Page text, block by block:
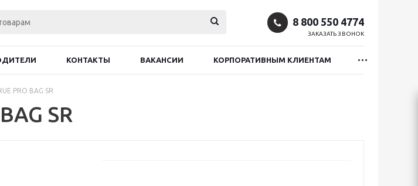
8 800 550 4774
ЗАКАЗАТЬ ЗВОНОК
КОНТАКТЫ ВАКАНСИИ КОРПОРАТИВНЫМ КЛИЕНТАМ
PRO BAG SR
SR